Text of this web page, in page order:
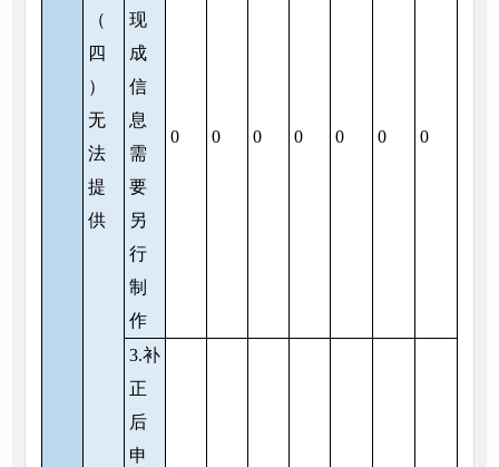
（
四
）
无
法
提
供
现
成
信
息
需
要
另
行
制
作
0 0 0 0 0 0 0
3.补
正
后
申